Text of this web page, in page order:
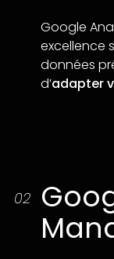
Google
excellence
données
d’adapter
02